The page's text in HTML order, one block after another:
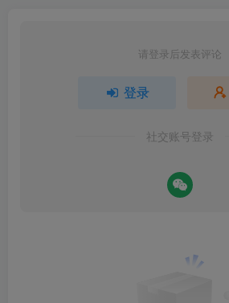
请登录后发表评论
登录
社交账号登录